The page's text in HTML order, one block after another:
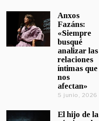
Anxos
Fazáns:
«Siempre
busqué
analizar las
relaciones
íntimas que
nos
afectan»
5 junio, 2026
El hijo de la